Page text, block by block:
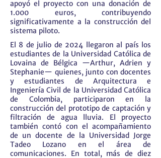
apoyó el proyecto con una donación de
1.000 euros, contribuyendo
significativamente a la construcción del
sistema piloto.
El 8 de julio de 2024 llegaron al país los
estudiantes de la Universidad Católica de
Lovaina de Bélgica —Arthur, Adrien y
Stephanie— quienes, junto con docentes
y estudiantes de Arquitectura e
Ingeniería Civil de la Universidad Católica
de Colombia, participaron en la
construcción del prototipo de captación y
filtración de agua lluvia. El proyecto
también contó con el acompañamiento
de un docente de la Universidad Jorge
Tadeo Lozano en el área de
comunicaciones. En total, más de diez